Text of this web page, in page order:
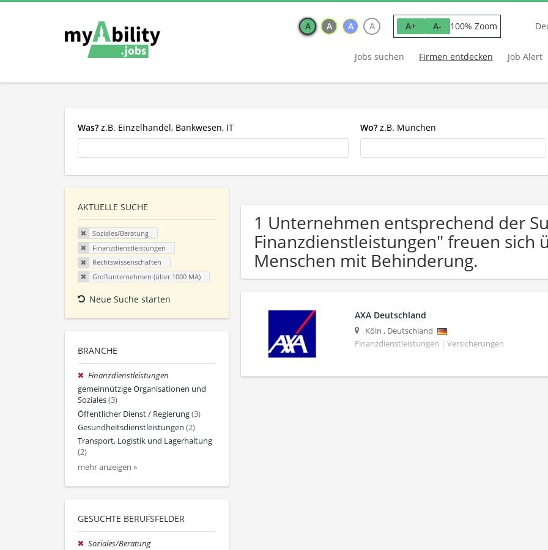
A A A A A+ A- 100% Zoom
Jobs suchen Firmen entdecken Job Alert
Was? z.B. Einzelhandel, Bankwesen, IT Wo? z.B. München
AKTUELLE SUCHE
Soziales/Beratung
Finanzdienstleistungen
Rechtswissenschaften
Großunternehmen (über 1000 MA)
Neue Suche starten
BRANCHE
Finanzdienstleistungen
gemeinnützige Organisationen und
Soziales(3)
Öffentlicher Dienst / Regierung(3)
Gesundheitsdienstleistungen (2)
Transport, Logistik und Lagerhaltung
(2)
mehr anzeigen »
GESUCHTE BERUFSFELDER
Soziales/Beratung
1 Unternehmen entsprechend der
Finanzdienstleistungen" freuen sich
Menschen mit Behinderung.
AXA Deutschland
Köln , Deutschland
Finanzdienstleistungen | Versicherungen